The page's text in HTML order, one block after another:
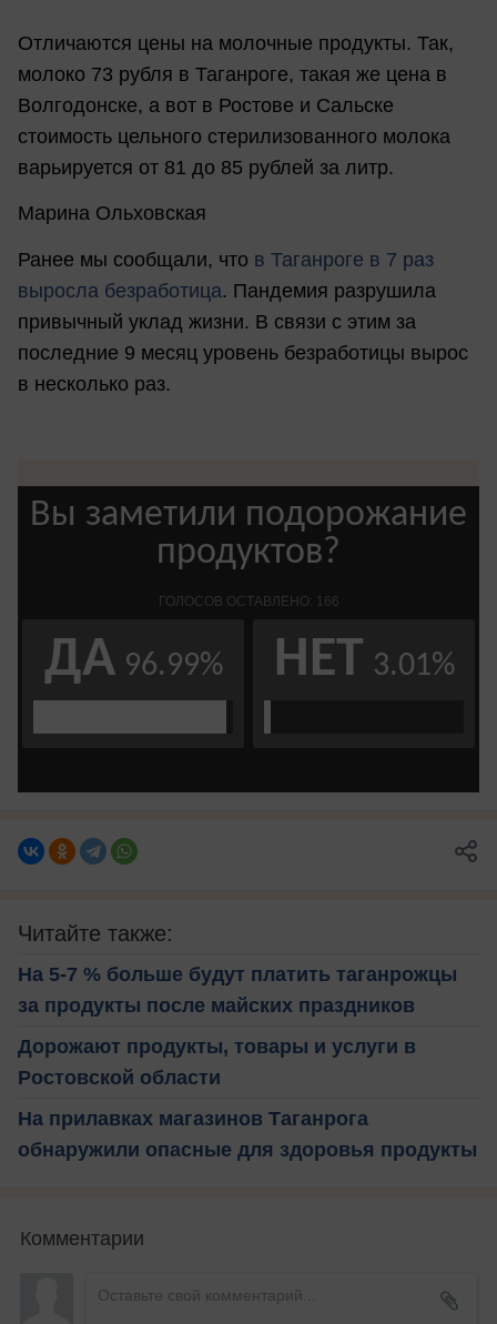
Отличаются цены на молочные продукты. Так,
молоко 73 рубля в Таганроге, такая же цена в
Волгодонске, а вот в Ростове и Сальске
стоимость цельного стерилизованного молока
варьируется от 81 до 85 рублей за литр.
Марина Ольховская
Ранее мы сообщали, что в Таганроге в 7 раз
выросла безработица. Пандемия разрушила
привычный уклад жизни. В связи с этим за
последние 9 месяц уровень безработицы вырос
в несколько раз.
Читайте также:
На 5-7 % больше будут платить таганрожцы
за продукты после майских праздников
Дорожают продукты, товары и услуги в
Ростовской области
На прилавках магазинов Таганрога
обнаружили опасные для здоровья продукты
Комментарии